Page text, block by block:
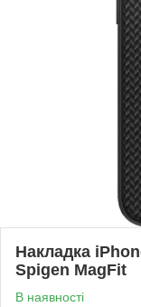
Накладка
Spigen MagFit
В наявності